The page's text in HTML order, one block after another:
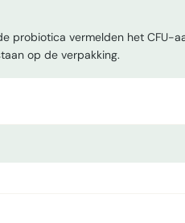
probiotica vermelden het CFU-
op de verpakking.